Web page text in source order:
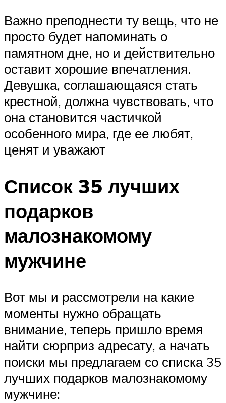
Важно преподнести ту вещь, что не
просто будет напоминать о
памятном дне, но и действительно
оставит хорошие впечатления.
Девушка, соглашающаяся стать
крестной, должна чувствовать, что
она становится частичкой
особенного мира, где ее любят,
ценят и уважают
Список 35 лучших
подарков
малознакомому
мужчине
Вот мы и рассмотрели на какие
моменты нужно обращать
внимание, теперь пришло время
найти сюрприз адресату, а начать
поиски мы предлагаем со списка 35
лучших подарков малознакомому
мужчине: